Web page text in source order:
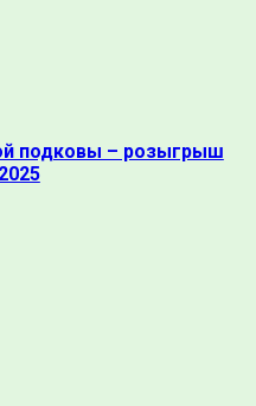
подковы – розыгрыш